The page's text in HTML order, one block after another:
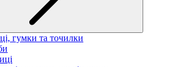
гумки та точилки